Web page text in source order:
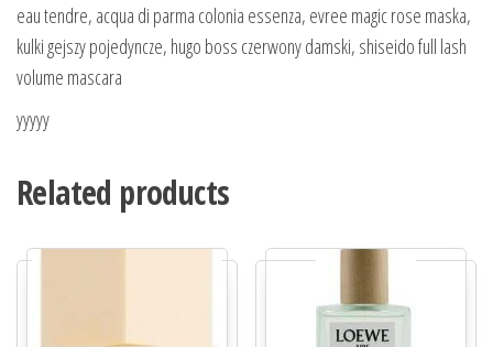
eau tendre, acqua di parma colonia essenza, evree magic rose maska,
kulki gejszy pojedyncze, hugo boss czerwony damski, shiseido full lash
volume mascara
yyyyy
Related products